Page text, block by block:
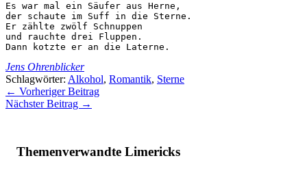
Es war mal ein Säufer aus Herne,
der schaute im Suff in die Sterne.
Er zählte zwölf Schnuppen
und rauchte drei Fluppen.
Dann kotzte er an die Laterne.
Jens Ohrenblicker
Schlagwörter: Alkohol, Romantik, Sterne
← Vorheriger Beitrag
Nächster Beitrag →
Themenverwandte Limericks